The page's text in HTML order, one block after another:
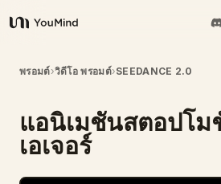
YouMind
ภาพรวม
กรณีการใช้งาน
ทักษะ
พรอมต์›วิดีโอ พรอมต์›SEEDANCE 2.0
แอนิเมชันสตอปโ
เอเจอร์